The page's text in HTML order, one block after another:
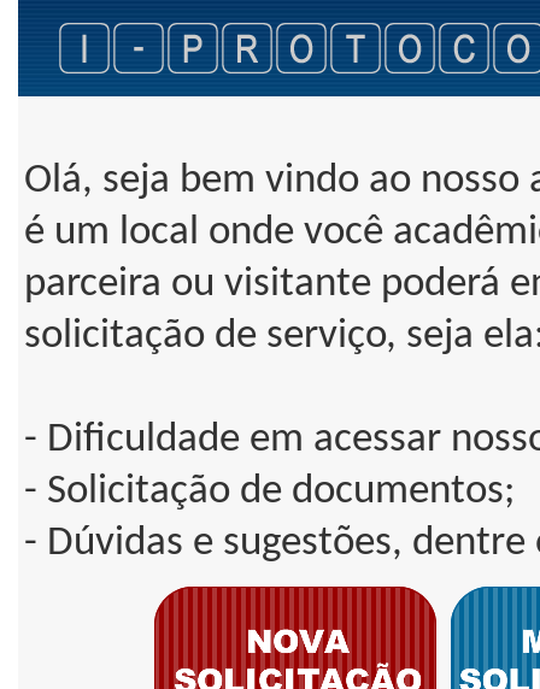
Olá, seja bem vindo ao
é um local onde você
parceira ou visitante poderá
solicitação de serviço, seja
- Dificuldade em acessar
- Solicitação de documentos;
- Dúvidas e sugestões, dentre